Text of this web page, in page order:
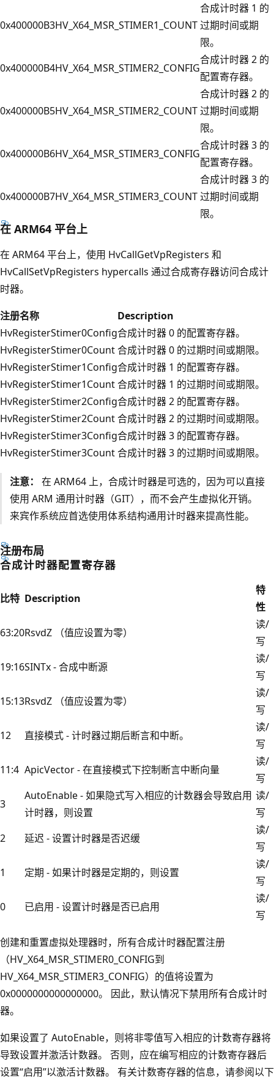
0x400000B3HV_X64_MSR_STIMER1_COUNT
合成计时器 1 的
过期时间或期
限。
0x400000B4HV_X64_MSR_STIMER2_CONFIG
合成计时器 2 的
配置寄存器。
0x400000B5HV_X64_MSR_STIMER2_COUNT
合成计时器 2 的
过期时间或期
限。
0x400000B6HV_X64_MSR_STIMER3_CONFIG
合成计时器 3 的
配置寄存器。
0x400000B7HV_X64_MSR_STIMER3_COUNT
合成计时器 3 的
过期时间或期
限。
在 ARM64 平台上
在 ARM64 平台上，使用 HvCallGetVpRegisters 和
HvCallSetVpRegisters hypercalls 通过合成寄存器访问合成计
时器。
注册名称
Description
HvRegisterStimer0Config合成计时器 0 的配置寄存器。
HvRegisterStimer0Count合成计时器 0 的过期时间或期限。
HvRegisterStimer1Config合成计时器 1 的配置寄存器。
HvRegisterStimer1Count合成计时器 1 的过期时间或期限。
HvRegisterStimer2Config合成计时器 2 的配置寄存器。
HvRegisterStimer2Count合成计时器 2 的过期时间或期限。
HvRegisterStimer3Config合成计时器 3 的配置寄存器。
HvRegisterStimer3Count合成计时器 3 的过期时间或期限。
注意：
在 ARM64 上，合成计时器是可选的，因为可以直接
使用 ARM 通用计时器（GIT），而不会产生虚拟化开销。
来宾作系统应首选使用体系结构通用计时器来提高性能。
注册布局
合成计时器配置寄存器
比特 Description
特
性
63:20RsvdZ （值应设置为零）
读/
写
19:16SINTx - 合成中断源
读/
写
15:13RsvdZ （值应设置为零）
读/
写
12
直接模式 - 计时器过期后断言和中断。
读/
写
11:4 ApicVector - 在直接模式下控制断言中断向量
读/
写
3
AutoEnable - 如果隐式写入相应的计数器会导致启用
计时器，则设置
读/
写
2
延迟 - 设置计时器是否迟缓
读/
写
1
定期 - 如果计时器是定期的，则设置
读/
写
0
已启用 - 设置计时器是否已启用
读/
写
创建和重置虚拟处理器时，所有合成计时器配置注册
（HV_X64_MSR_STIMER0_CONFIG到
HV_X64_MSR_STIMER3_CONFIG）的值将设置为
0x0000000000000000。 因此，默认情况下禁用所有合成计时
器。
如果设置了 AutoEnable，则将非零值写入相应的计数寄存器将
导致设置并激活计数器。 否则，应在编写相应的计数寄存器后
设置“启用”以激活计数器。 有关计数寄存器的信息，请参阅以下